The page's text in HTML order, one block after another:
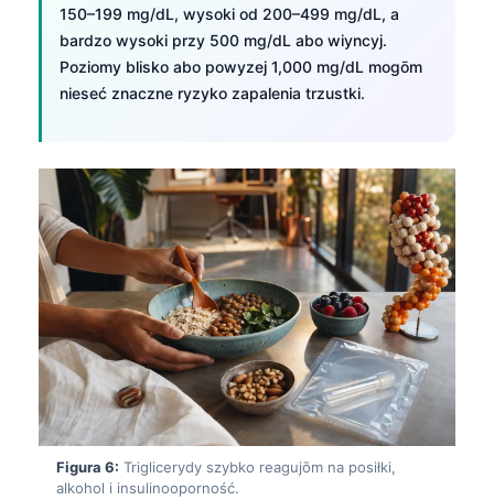
150–199 mg/dL, wysoki od 200–499 mg/dL, a
bardzo wysoki przy 500 mg/dL abo wiyncyj.
Poziomy blisko abo powyzej 1,000 mg/dL mogōm
nieseć znaczne ryzyko zapalenia trzustki.
Figura 6: Triglicerydy szybko reagujōm na posiłki,
alkohol i insulinooporność.
Cebuano
ئۇيغۇرچە
Кыргызча
Татар теле
Беларуская мова
Esperanto
Norsk bokmål